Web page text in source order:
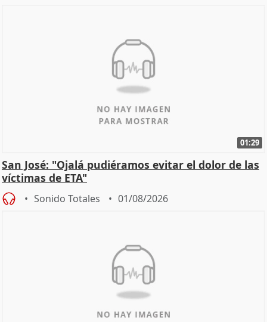
01:29
San José: "Ojalá pudiéramos evitar el dolor de las
víctimas de ETA"
Sonido Totales 01/08/2026